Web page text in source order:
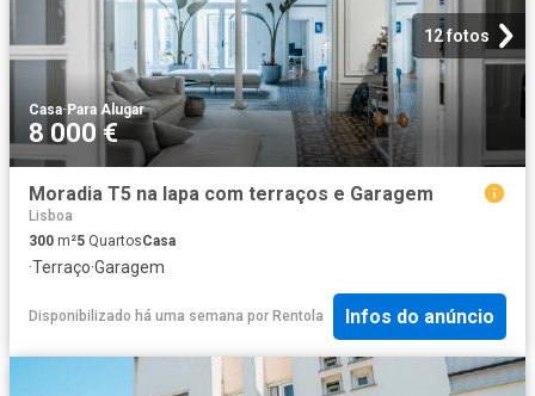
12 fotos
Casa·Para Alugar
8 000 €
Moradia T5 na lapa com terraços e Garagem
Lisboa
300 m²5 QuartosCasa
·Terraço·Garagem
Disponibilizado há uma semana por Rentola Infos do anúncio